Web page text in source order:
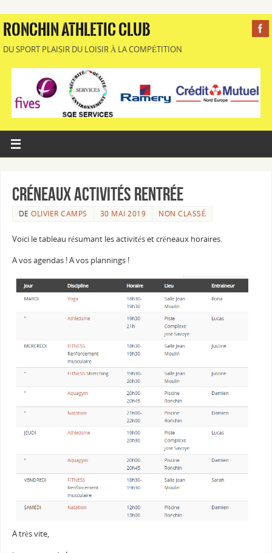
RONCHIN ATHLETIC CLUB
DU SPORT PLAISIR DU LOISIR À LA COMPÉTITION
Créneaux Activités Rentrée
DEOLIVIER CAMPS 30 MAI 2019 NON CLASSÉ
Voici le tableau résumant les activités et créneaux horaires.
A vos agendas ! A vos plannings !
A très vite,